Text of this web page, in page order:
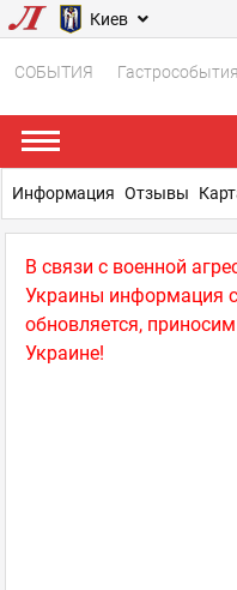
Киев
СОБЫТИЯ Гастрособытия
В связи с военной
Украины информация
обновляется,
Украине!
Информация Отзывы